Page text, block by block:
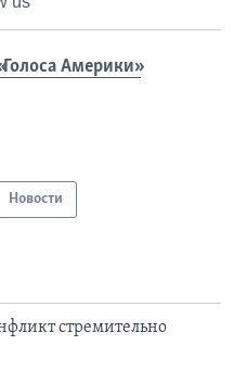
Америки»
Новости
стремительно